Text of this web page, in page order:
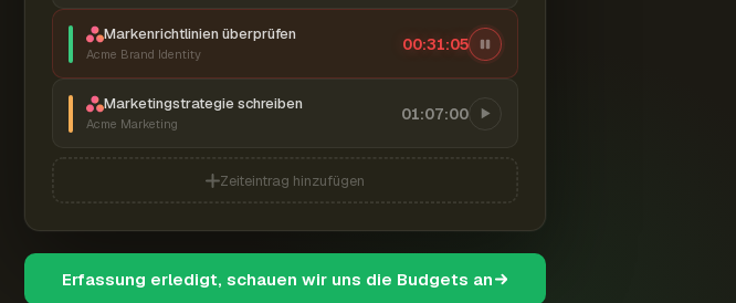
Markenrichtlinien überprüfen
Acme Brand Identity
00:31:06
Marketingstrategie schreiben
Acme Marketing
01:07:00
Zeiteintrag hinzufügen
Erfassung erledigt, schauen wir uns die Budgets an